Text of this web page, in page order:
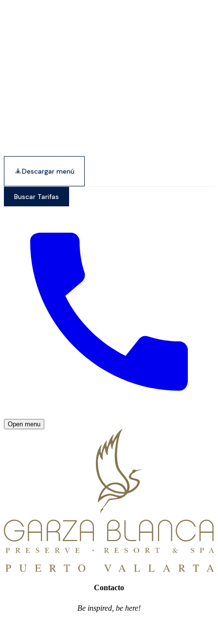
Descargar menú
Buscar Tarifas
Open menu
Contacto
Be inspired, be here!